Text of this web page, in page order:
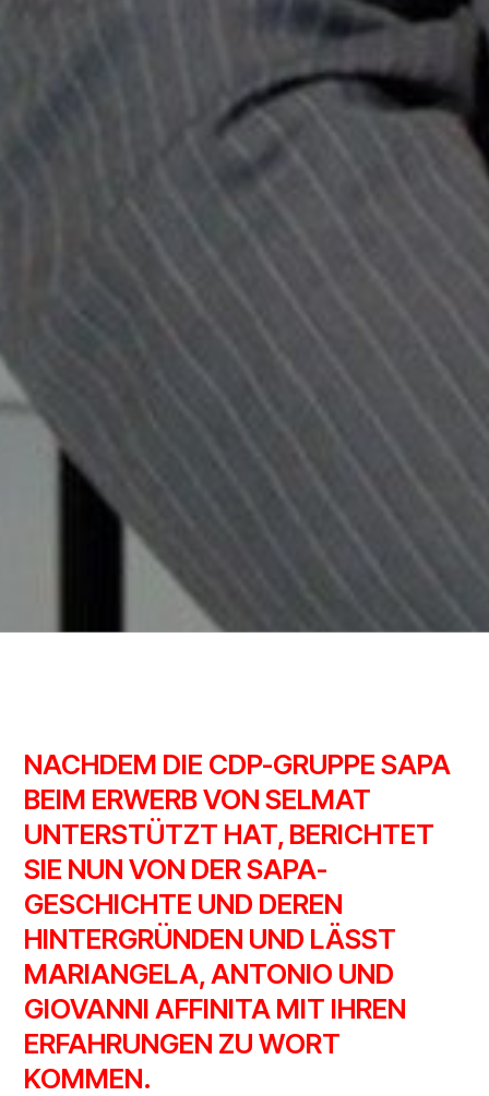
NACHDEM DIE CDP-GRUPPE SAPA
BEIM ERWERB VON SELMAT
UNTERSTÜTZT HAT, BERICHTET
SIE NUN VON DER SAPA-
GESCHICHTE UND DEREN
HINTERGRÜNDEN UND LÄSST
MARIANGELA, ANTONIO UND
GIOVANNI AFFINITA MIT IHREN
ERFAHRUNGEN ZU WORT
KOMMEN.